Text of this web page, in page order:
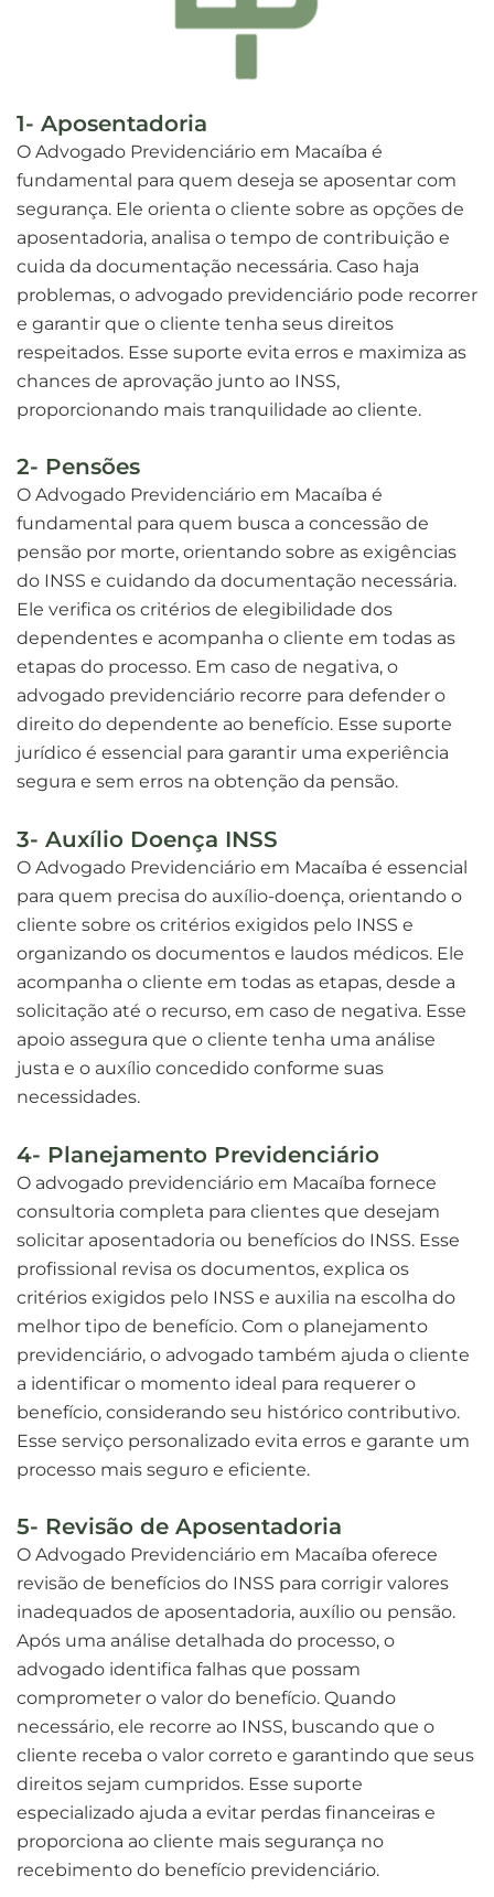
1- Aposentadoria
O Advogado Previdenciário em Macaíba é
fundamental para quem deseja se aposentar com
segurança. Ele orienta o cliente sobre as opções de
aposentadoria, analisa o tempo de contribuição e
cuida da documentação necessária. Caso haja
problemas, o advogado previdenciário pode recorrer
e garantir que o cliente tenha seus direitos
respeitados. Esse suporte evita erros e maximiza as
chances de aprovação junto ao INSS,
proporcionando mais tranquilidade ao cliente.
2- Pensões
O Advogado Previdenciário em Macaíba é
fundamental para quem busca a concessão de
pensão por morte, orientando sobre as exigências
do INSS e cuidando da documentação necessária.
Ele verifica os critérios de elegibilidade dos
dependentes e acompanha o cliente em todas as
etapas do processo. Em caso de negativa, o
advogado previdenciário recorre para defender o
direito do dependente ao benefício. Esse suporte
jurídico é essencial para garantir uma experiência
segura e sem erros na obtenção da pensão.
3- Auxílio Doença INSS
O Advogado Previdenciário em Macaíba é essencial
para quem precisa do auxílio-doença, orientando o
cliente sobre os critérios exigidos pelo INSS e
organizando os documentos e laudos médicos. Ele
acompanha o cliente em todas as etapas, desde a
solicitação até o recurso, em caso de negativa. Esse
apoio assegura que o cliente tenha uma análise
justa e o auxílio concedido conforme suas
necessidades.
4- Planejamento Previdenciário
O advogado previdenciário em Macaíba fornece
consultoria completa para clientes que desejam
solicitar aposentadoria ou benefícios do INSS. Esse
profissional revisa os documentos, explica os
critérios exigidos pelo INSS e auxilia na escolha do
melhor tipo de benefício. Com o planejamento
previdenciário, o advogado também ajuda o cliente
a identificar o momento ideal para requerer o
benefício, considerando seu histórico contributivo.
Esse serviço personalizado evita erros e garante um
processo mais seguro e eficiente.
5- Revisão de Aposentadoria
O Advogado Previdenciário em Macaíba oferece
revisão de benefícios do INSS para corrigir valores
inadequados de aposentadoria, auxílio ou pensão.
Após uma análise detalhada do processo, o
advogado identifica falhas que possam
comprometer o valor do benefício. Quando
necessário, ele recorre ao INSS, buscando que o
cliente receba o valor correto e garantindo que seus
direitos sejam cumpridos. Esse suporte
especializado ajuda a evitar perdas financeiras e
proporciona ao cliente mais segurança no
recebimento do benefício previdenciário.